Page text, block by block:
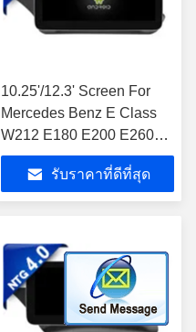
10.25'/12.3' Screen For
Mercedes Benz E Class
W212 E180 E200 E260
E300 E320 2010-2012
NTG4.0 แอนดรอยด์
มัลติมีเดีย เพลย์
รับราคาที่ดีที่สุด